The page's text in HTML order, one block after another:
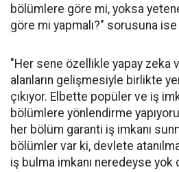
bölümlere göre mi, yoksa
göre mi yapmalı?" sorusuna ise
"Her sene özellikle yapay zeka
alanların gelişmesiyle birlikte
çıkıyor. Elbette popüler ve iş
bölümlere yönlendirme
her bölüm garanti iş imkanı
bölümler var ki, devlete
iş bulma imkanı neredeyse yok